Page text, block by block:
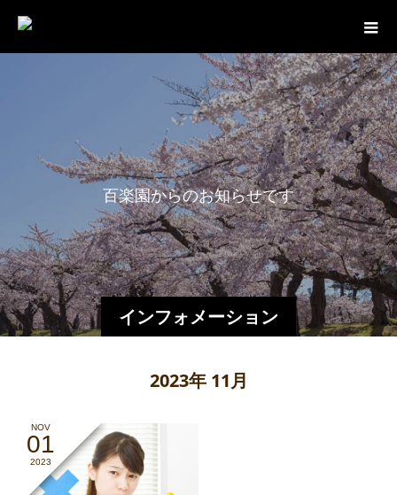
インフォメーション
百楽園からのお知らせです。
2023年 11月
NOV
01
2023